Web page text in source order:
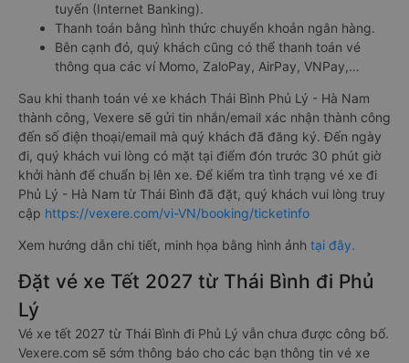
tuyến (Internet Banking).
Thanh toán bằng hình thức chuyển khoản ngân hàng.
Bên cạnh đó, quý khách cũng có thể thanh toán vé
thông qua các ví Momo, ZaloPay, AirPay, VNPay,…
Sau khi thanh toán vé xe khách Thái Bình Phủ Lý - Hà Nam
thành công, Vexere sẽ gửi tin nhắn/email xác nhận thành công
đến số điện thoại/email mà quý khách đã đăng ký. Đến ngày
đi, quý khách vui lòng có mặt tại điểm đón trước 30 phút giờ
khởi hành để chuẩn bị lên xe. Để kiểm tra tình trạng vé xe đi
Phủ Lý - Hà Nam từ Thái Bình đã đặt, quý khách vui lòng truy
cập https://vexere.com/vi-VN/booking/ticketinfo
Xem hướng dẫn chi tiết, minh họa bằng hình ảnh tại đây.
Đặt vé xe Tết 2027 từ Thái Bình đi Phủ
Lý
Vé xe tết 2027 từ Thái Bình đi Phủ Lý vẫn chưa được công bố.
Vexere.com sẽ sớm thông báo cho các bạn thông tin vé xe